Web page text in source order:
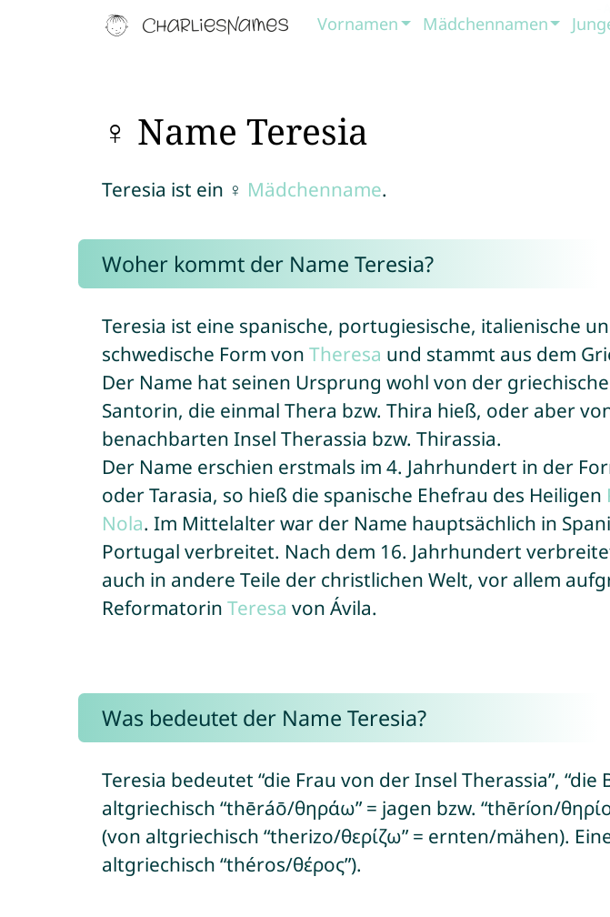
Vornamen Mädchennamen
♀ Name Teresia
Teresia ist ein ♀ Mädchenname.
Woher kommt der Name Teresia?
Teresia ist eine spanische, portugiesische, italienische
schwedische Form von Theresa und stammt aus dem
Der Name hat seinen Ursprung wohl von der
Santorin, die einmal Thera bzw. Thira hieß, oder aber
benachbarten Insel Therassia bzw. Thirassia.
Der Name erschien erstmals im 4. Jahrhundert in der
oder Tarasia, so hieß die spanische Ehefrau des Heiligen
Nola. Im Mittelalter war der Name hauptsächlich in
Portugal verbreitet. Nach dem 16. Jahrhundert
auch in andere Teile der christlichen Welt, vor allem
Reformatorin Teresa von Ávila.
Was bedeutet der Name Teresia?
Teresia bedeutet “die Frau von der Insel Therassia”,
altgriechisch “thēráō/θηράω” = jagen bzw. “thēríon/
(von altgriechisch “therizo/θερίζω” = ernten/mähen).
altgriechisch “théros/θέρος”).